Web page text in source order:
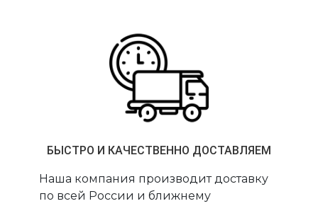
БЫСТРО И КАЧЕСТВЕННО ДОСТАВЛЯЕМ
Наша компания производит доставку
по всей России и ближнему